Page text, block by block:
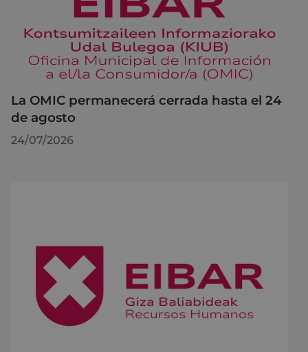
La OMIC permanecerá cerrada hasta el 24
de agosto
24/07/2026